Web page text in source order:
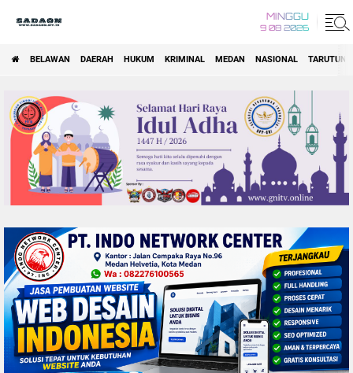
MINGGU
9 08 2026
BELAWAN DAERAH HUKUM KRIMINAL MEDAN NASIONAL TARUTUNG